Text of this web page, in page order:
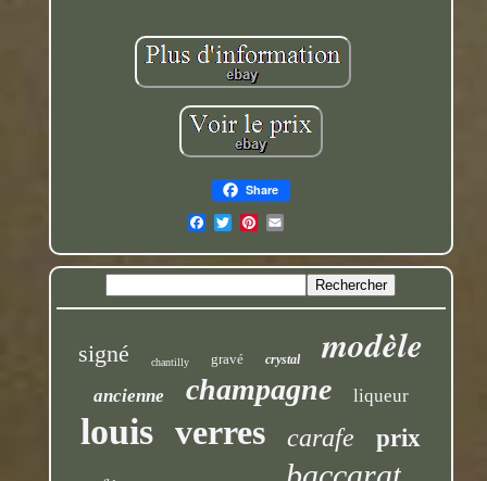
Share
signé chantilly gravé crystal modèle
ancienne champagne liqueur
louis verres carafe prix